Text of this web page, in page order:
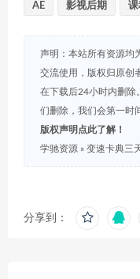
AE 影视后期 课
声明：本站所有资源均
交流使用，版权归原创
在下载后24小时内删除
们删除，我们会第一时
版权声明点此了解！
学驰资源 » 变速卡典三
分享到：